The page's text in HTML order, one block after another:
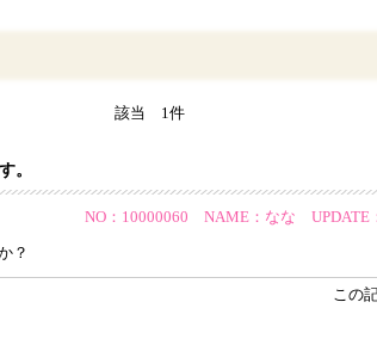
該当 1件
。
NO：10000060 NAME：なな UPDATE
？
この